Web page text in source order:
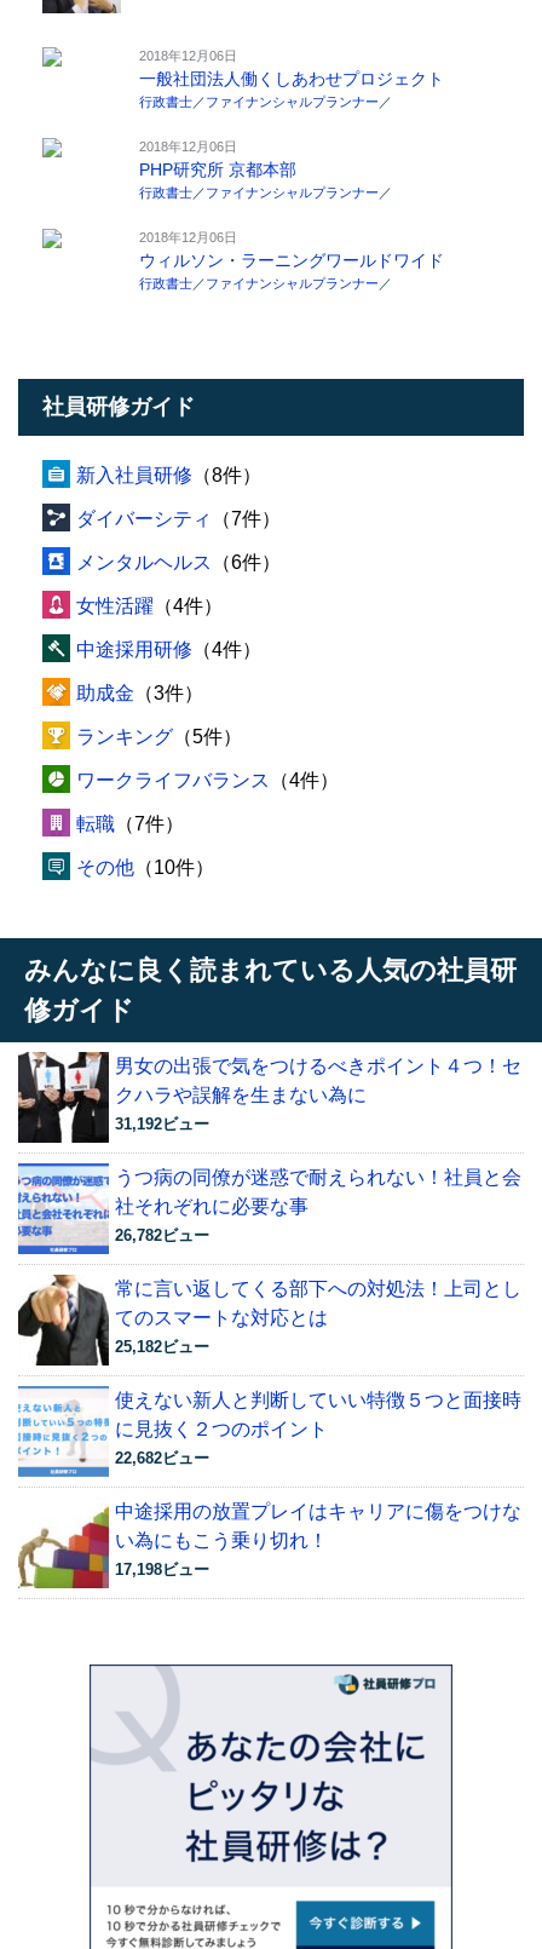
2018年12月06日
一般社団法人働くしあわせプロジェクト
行政書士 ／ファイナンシャルプランナー ／
2018年12月06日
PHP研究所 京都本部
行政書士 ／ファイナンシャルプランナー ／
2018年12月06日
ウィルソン・ラーニングワールドワイド
行政書士 ／ファイナンシャルプランナー ／
社員研修ガイド
新入社員研修 （8件）
ダイバーシティ （7件）
メンタルヘルス （6件）
女性活躍 （4件）
中途採用研修 （4件）
助成金 （3件）
ランキング （5件）
ワークライフバランス （4件）
転職 （7件）
その他 （10件）
みんなに良く読まれている人気の社員研
修ガイド
男女の出張で気をつけるべきポイント４つ！セ
クハラや誤解を生まない為に
31,192ビュー
うつ病の同僚が迷惑で耐えられない！社員と会
社それぞれに必要な事
26,782ビュー
常に言い返してくる部下への対処法！上司とし
てのスマートな対応とは
25,182ビュー
使えない新人と判断していい特徴５つと面接時
に見抜く２つのポイント
22,682ビュー
中途採用の放置プレイはキャリアに傷をつけな
い為にもこう乗り切れ！
17,198ビュー